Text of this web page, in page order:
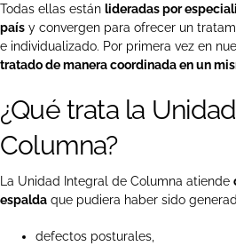
Todas ellas están lideradas por
país y convergen para ofrecer un
e individualizado. Por primera vez en
tratado de manera coordinada en un
¿Qué trata la
Columna?
La Unidad Integral de Columna atiende
espalda que pudiera haber sido
defectos posturales,